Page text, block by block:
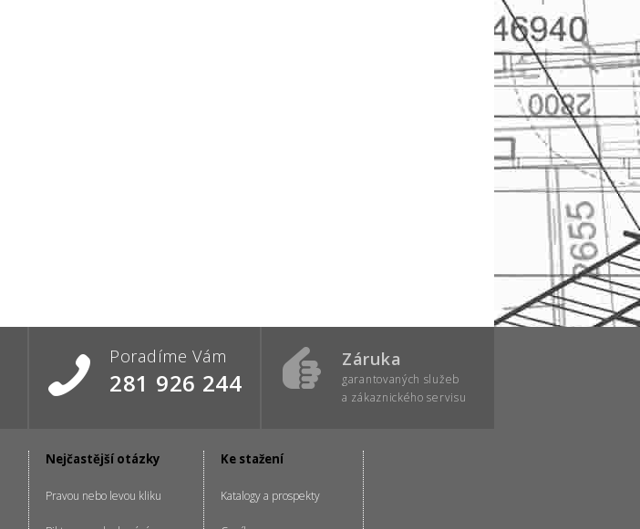
Poradíme Vám
281 926 244
Záruka
garantovaných služeb
a zákaznického servisu
Nejčastější otázky
Pravou nebo levou kliku
Ke stažení
Katalogy a prospekty